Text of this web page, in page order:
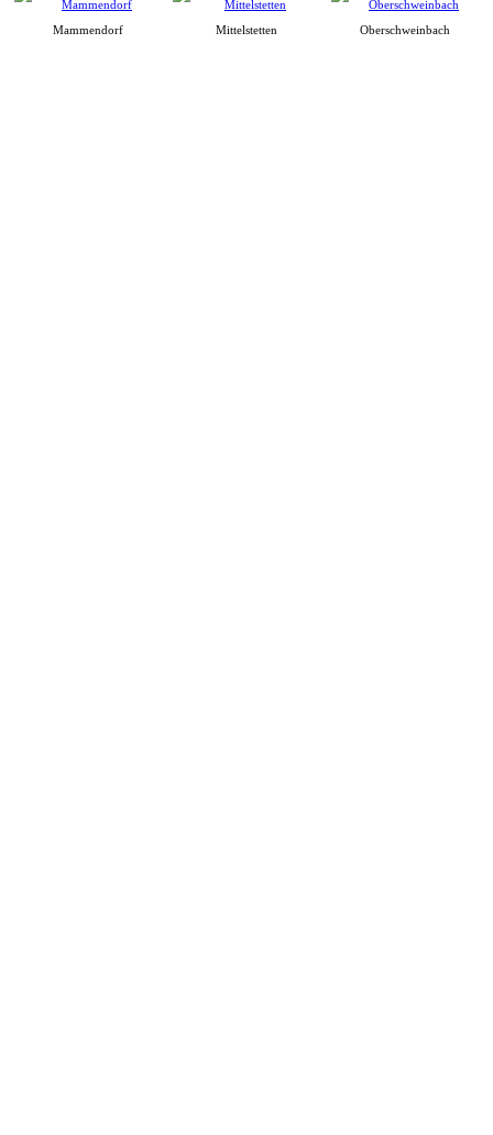
Mammendorf Mittelstetten Oberschweinbach